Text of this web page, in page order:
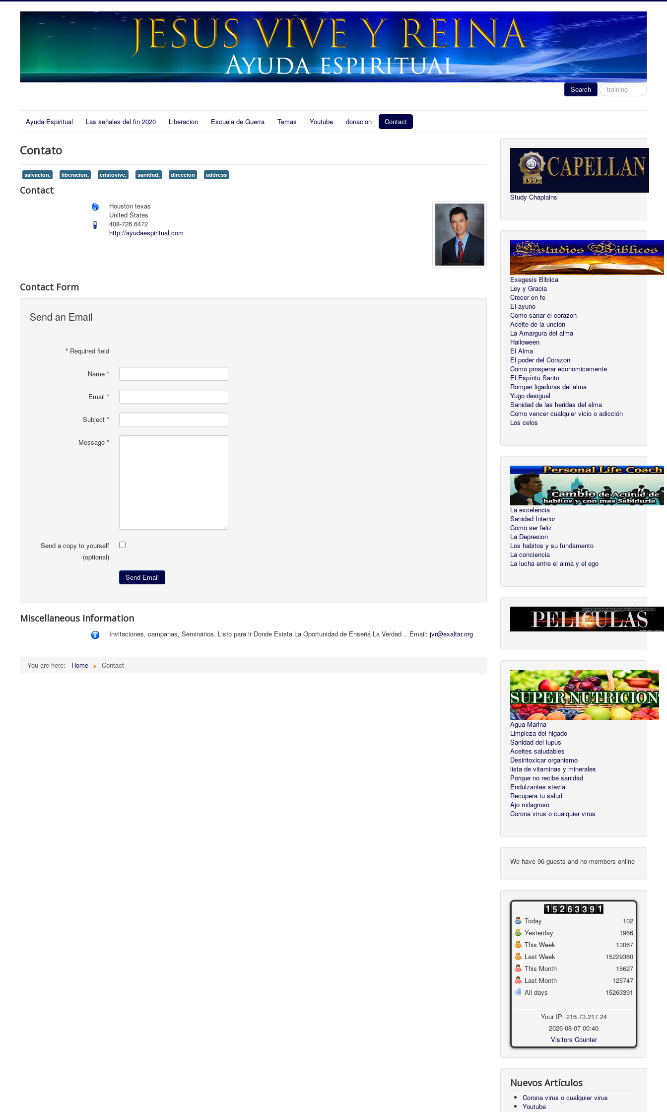
Search
Search
...
Ayuda Espiritual Las señales del fin 2020 Liberacion Escuela de Guerra Temas Youtube donacion Contact
Contato
salvacion, liberacion, cristovive, sanidad, direccion address
Contact
Houston texas
United States
408-726 6472
http://ayudaespiritual.com
Contact Form
Send an Email
* Required field
Name *
Email *
Subject *
Message *
Send a copy to yourself
(optional)
Send Email
Miscellaneous Information
Invitaciones, campanas, Seminarios, Listo para ir Donde Exista La Oportunidad de Enseñá La Verdad .. Email: jvr@exaltar.org
You are here: Home Contact
Study Chaplains
Exegesis Biblica
Ley y Gracia
Crecer en fe
El ayuno
Como sanar el corazon
Aceite de la uncion
La Amargura del alma
Halloween
El Alma
El poder del Corazon
Como prosperar economicamente
El Espíritu Santo
Romper ligaduras del alma
Yugo desigual
Sanidad de las heridas del alma
Como vencer cualquier vicio o adicción
Los celos
La excelencia
Sanidad Interior
Como ser feliz
La Depresion
Los habitos y su fundamento
La conciencia
La lucha entre el alma y el ego
Agua Marina
Limpieza del higado
Sanidad del lupus
Aceites saludables
Desintoxicar organismo
lista de vitaminas y minerales
Porque no recibe sanidad
Endulzantes stevia
Recupera tu salud
Ajo milagroso
Corona virus o cualquier virus
We have 96 guests and no members online
Today
Yesterday
This Week
Last Week
This Month
Last Month
All days
102
1966
13067
15229360
15627
125747
15263391
Your IP: 216.73.217.24
2026-08-07 00:40
Visitors Counter
Nuevos Artículos
Corona virus o cualquier virus
Youtube